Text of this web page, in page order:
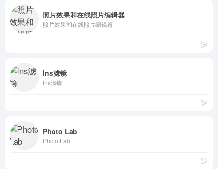
照片效果和在线照片编辑器
照片效果和在线照片编辑器
Ins滤镜
Ins滤镜
Photo Lab
Photo Lab